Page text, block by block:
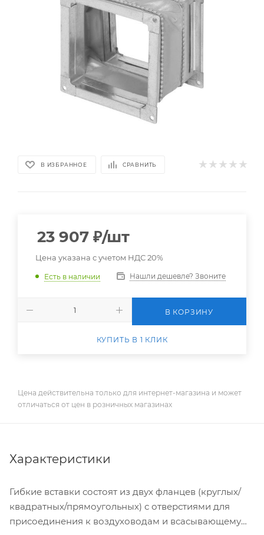
В ИЗБРАННОЕ СРАВНИТЬ
23 907 ₽/шт
Цена указана с учетом НДС 20%
Есть в наличии Нашли дешевле? Звоните
В КОРЗИНУ
КУПИТЬ В 1 КЛИК
Цена действительна только для интернет-магазина и может
отличаться от цен в розничных магазинах
Характеристики
Гибкие вставки состоят из двух фланцев (круглых/
квадратных/прямоугольных) с отверстиями для
присоединения к воздуховодам и всасывающему